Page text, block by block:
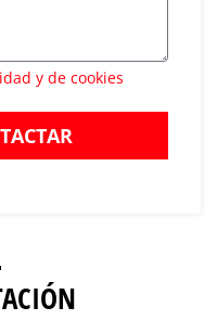
y de cookies